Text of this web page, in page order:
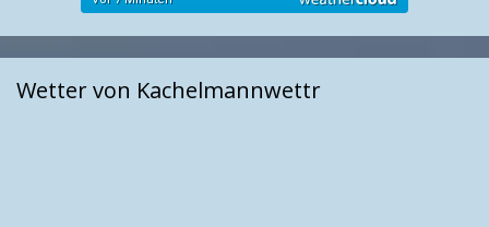
Wetter von Kachelmannwettr